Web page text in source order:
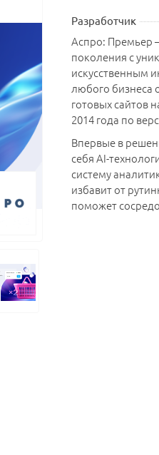
Разработчик
Аспро: Премьер
поколения с
искусственным
любого бизнеса
готовых сайтов
2014 года по
Впервые в
себя AI-
систему
избавит от
поможет